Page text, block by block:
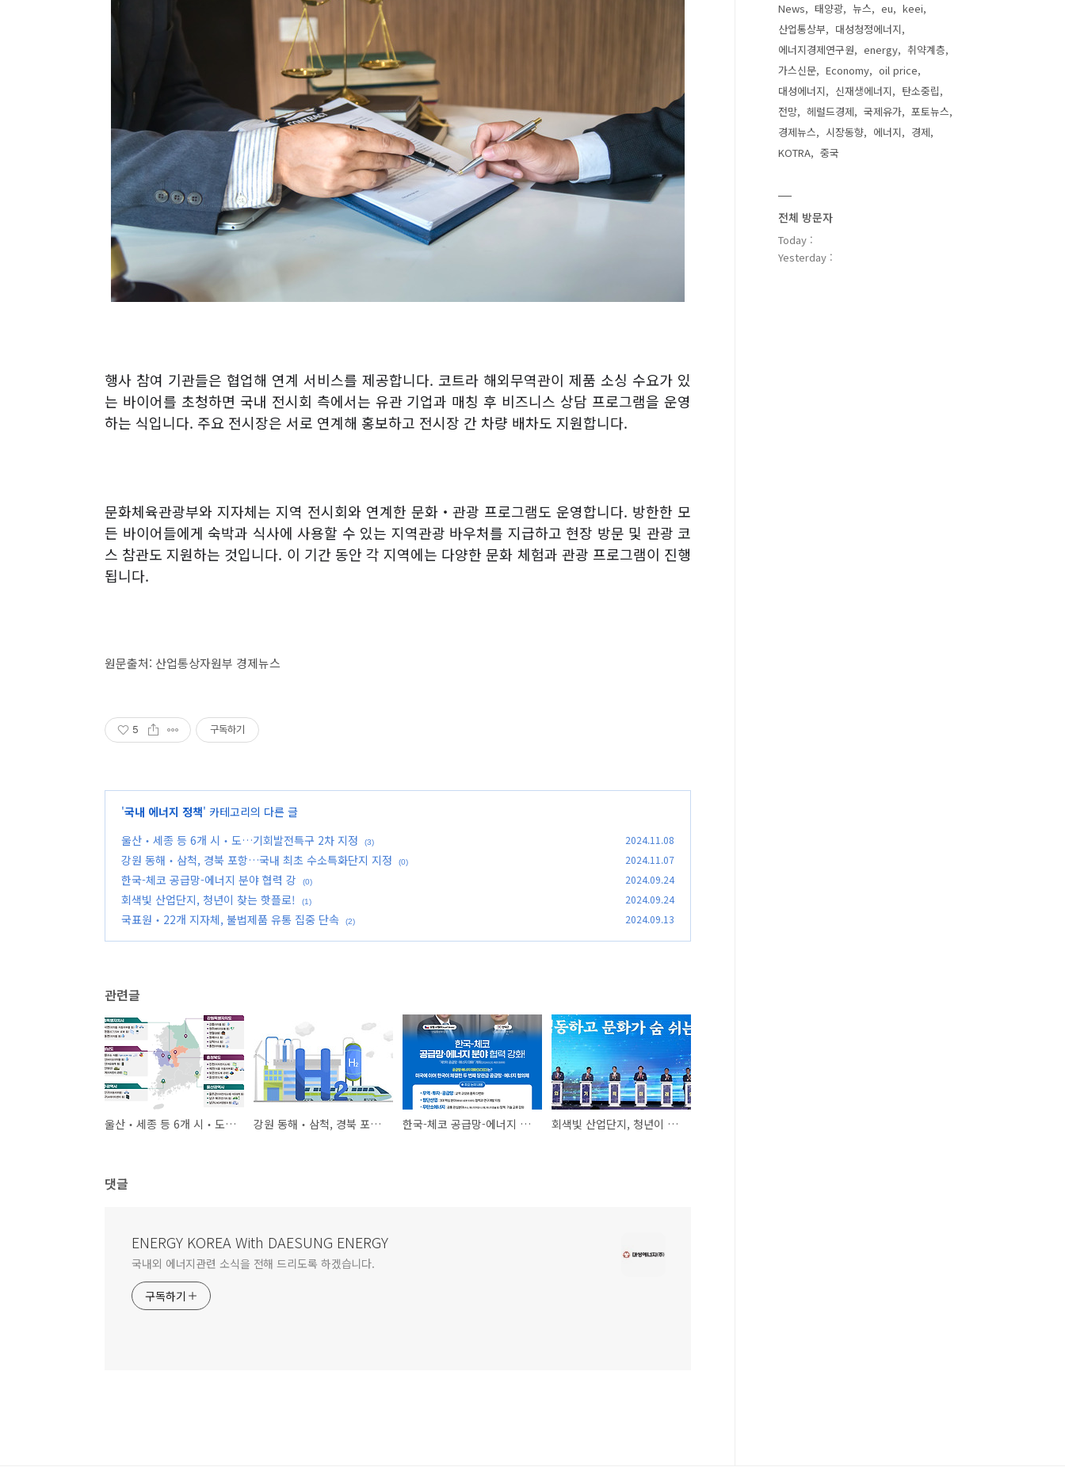
행사 참여 기관들은 협업해 연계 서비스를 제공합니다. 코트라 해외무역관이 제품 소싱 수요가 있
는 바이어를 초청하면 국내 전시회 측에서는 유관 기업과 매칭 후 비즈니스 상담 프로그램을 운영
하는 식입니다. 주요 전시장은 서로 연계해 홍보하고 전시장 간 차량 배차도 지원합니다.
문화체육관광부와 지자체는 지역 전시회와 연계한 문화 ‧ 관광 프로그램도 운영합니다. 방한한 모
든 바이어들에게 숙박과 식사에 사용할 수 있는 지역관광 바우처를 지급하고 현장 방문 및 관광 코
스 참관도 지원하는 것입니다. 이 기간 동안 각 지역에는 다양한 문화 체험과 관광 프로그램이 진행
됩니다.
원문출처: 산업통상자원부 경제뉴스
5 구독하기
'국내 에너지 정책' 카테고리의 다른 글
울산‧세종 등 6개 시‧도…기회발전특구 2차 지정
(3) 2024.11.08
강원 동해‧삼척, 경북 포항…국내 최초 수소특화단지 지정 (0) 2024.11.07
한국-체코 공급망-에너지 분야 협력 강 (0) 2024.09.24
회색빛 산업단지, 청년이 찾는 핫플로! (1) 2024.09.24
국표원‧22개 지자체, 불법제품 유통 집중 단속 (2) 2024.09.13
관련글
울산‧세종 등 6개 시‧도…기회발전특구 2차 지정 강원 동해‧삼척, 경북 포항…국내 최초 수소특화단지 지정 한국-체코 공급망-에너지 분야 협력 강 회색빛 산업단지, 청년이 찾는 핫플로!
댓글
ENERGY KOREA With DAESUNG ENERGY
국내외 에너지관련 소식을 전해 드리도록 하겠습니다.
구독하기
News
태양광 뉴스 eu
keei
산업통상부
대성청정에너지
에너지경제연구원
energy
취약계층
가스신문
Economy
oil price
대성에너지
신재생에너지
탄소중립
전망
헤럴드경제 국제유가
포토뉴스
경제뉴스
시장동향 에너지
경제
KOTRA
중국
전체 방문자
Today :
Yesterday :